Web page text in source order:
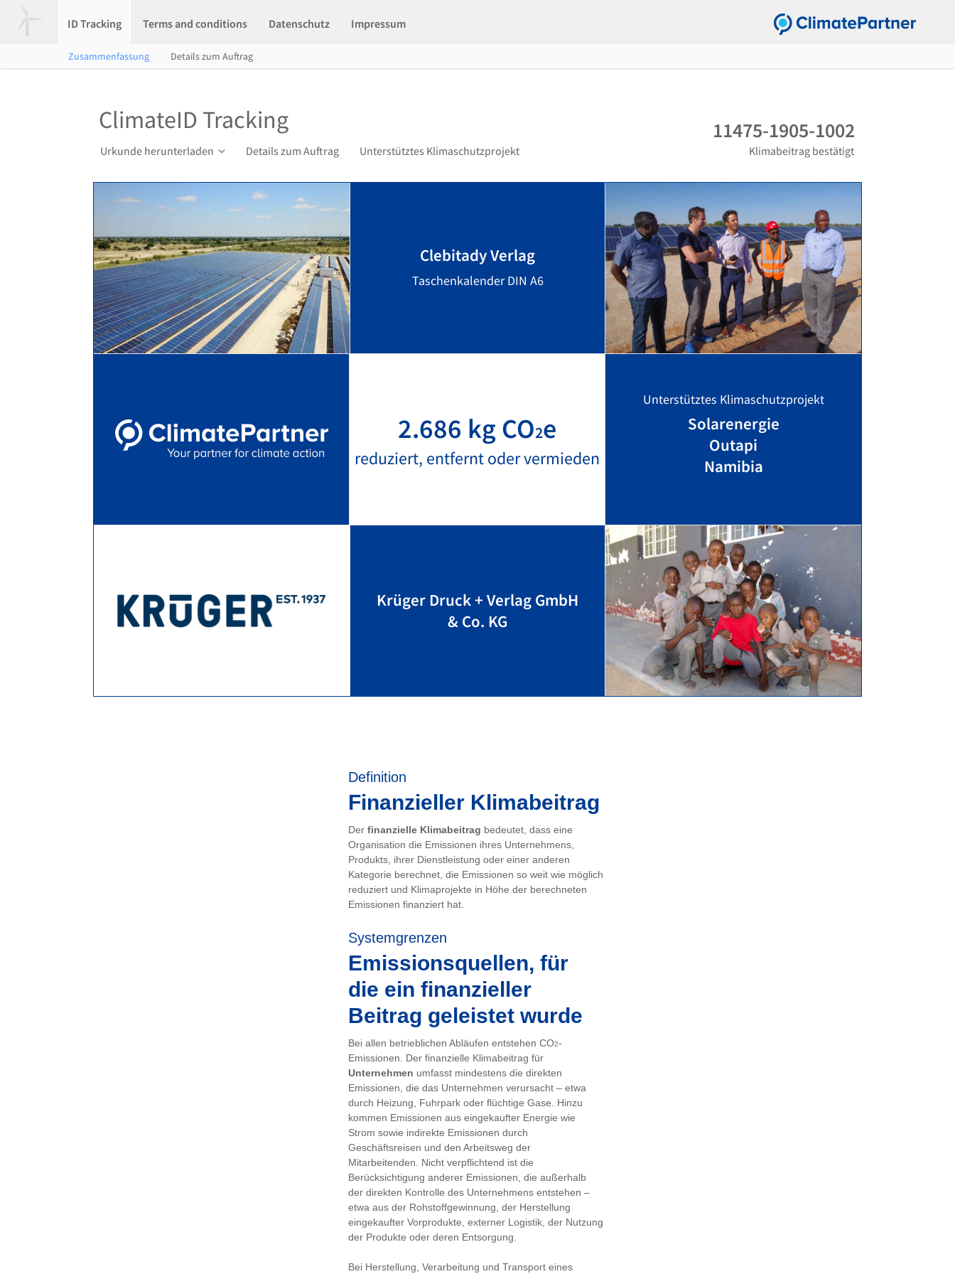
ID Tracking Terms and conditions Datenschutz Impressum
Zusammenfassung Details zum Auftrag
ClimateID Tracking
Urkunde herunterladen Details zum Auftrag Unterstütztes Klimaschutzprojekt
11475-1905-1002
Klimabeitrag bestätigt
Clebitady Verlag
Taschenkalender DIN A6
2.686 kg CO2e
reduziert, entfernt oder vermieden
Unterstütztes Klimaschutzprojekt
Solarenergie
Outapi
Namibia
Krüger Druck + Verlag GmbH
& Co. KG
Definition
Finanzieller Klimabeitrag
Der finanzielle Klimabeitrag bedeutet, dass eine
Organisation die Emissionen ihres Unternehmens,
Produkts, ihrer Dienstleistung oder einer anderen
Kategorie berechnet, die Emissionen so weit wie möglich
reduziert und Klimaprojekte in Höhe der berechneten
Emissionen finanziert hat.
Systemgrenzen
Emissionsquellen, für
die ein finanzieller
Beitrag geleistet wurde
Bei allen betrieblichen Abläufen entstehen CO2-
Emissionen. Der finanzielle Klimabeitrag für
Unternehmen umfasst mindestens die direkten
Emissionen, die das Unternehmen verursacht – etwa
durch Heizung, Fuhrpark oder flüchtige Gase. Hinzu
kommen Emissionen aus eingekaufter Energie wie
Strom sowie indirekte Emissionen durch
Geschäftsreisen und den Arbeitsweg der
Mitarbeitenden. Nicht verpflichtend ist die
Berücksichtigung anderer Emissionen, die außerhalb
der direkten Kontrolle des Unternehmens entstehen –
etwa aus der Rohstoffgewinnung, der Herstellung
eingekaufter Vorprodukte, externer Logistik, der Nutzung
der Produkte oder deren Entsorgung.
Bei Herstellung, Verarbeitung und Transport eines